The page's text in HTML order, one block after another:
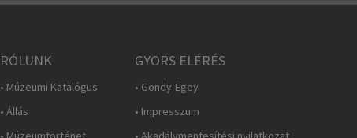
RÓLUNK
• Múzeumi Katalógus
• Állás
GYORS ELÉRÉS
• Gondy-Egey
• Impresszum